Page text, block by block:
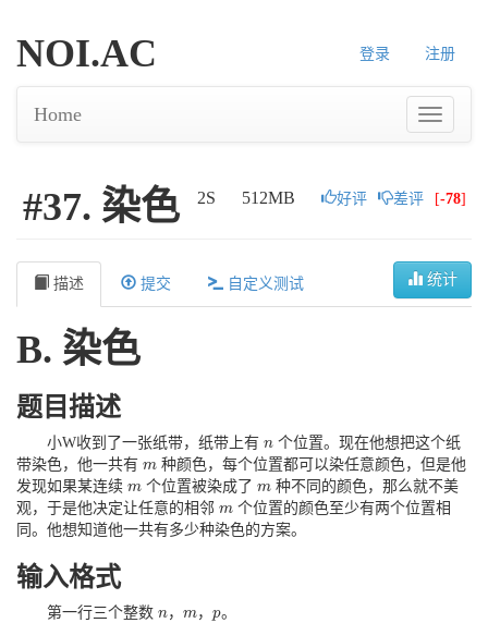
登录 注册
NOI.AC
Home
2S 512MB 好评 差评 [-78]
#37. 染色
统计
描述 提交 自定义测试
B. 染色
题目描述
小W收到了一张纸带，纸带上有 n
n 个位置。现在他想把这个纸
带染色，他一共有 m
m 种颜色，每个位置都可以染任意颜色，但是他
发现如果某连续 m
m 个位置被染成了m
m 种不同的颜色，那么就不美
观，于是他决定让任意的相邻 m
m 个位置的颜色至少有两个位置相
同。他想知道他一共有多少种染色的方案。
输入格式
第一行三个整数 n
n ，m
m ，p
p。